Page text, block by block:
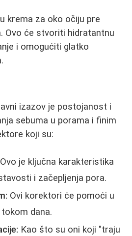
krema za oko očiju pre
Ovo će stvoriti hidratantnu
i omogućiti glatko
izazov je postojanost i
sebuma u porama i finim
koji su:
Ovo je ključna karakteristika
i začepljenja pora.
Ovi korektori će pomoći u
dana.
Kao što su oni koji "traju